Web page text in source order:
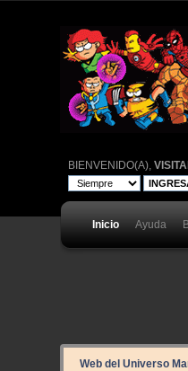
BIENVENIDO(A),
Inicio Ayuda
Web del Universo